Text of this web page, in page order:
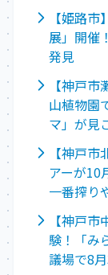
【姫路
展」開催
発見
【神戸
山植物園
マ」が見
【神戸
アーが10
一番搾り
【神戸
験！「み
議場で8